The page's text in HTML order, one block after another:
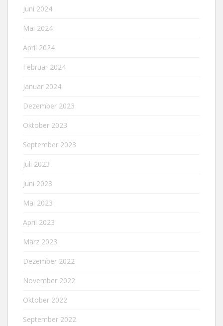
Juni 2024
Mai 2024
April 2024
Februar 2024
Januar 2024
Dezember 2023
Oktober 2023
September 2023
Juli 2023
Juni 2023
Mai 2023
April 2023
März 2023
Dezember 2022
November 2022
Oktober 2022
September 2022